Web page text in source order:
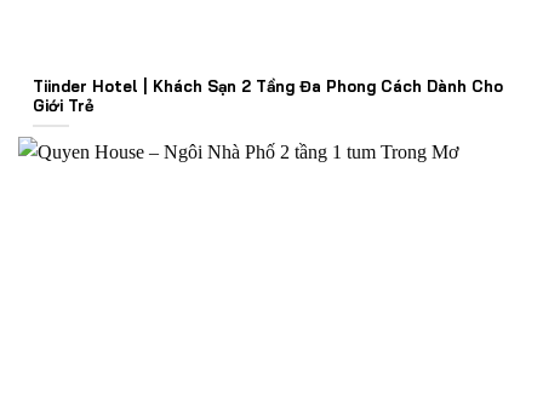
Tiinder Hotel | Khách Sạn 2 Tầng Đa Phong Cách Dành Cho
Giới Trẻ